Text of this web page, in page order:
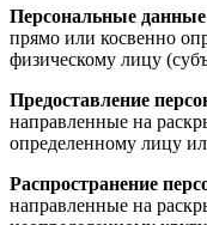
Персональные данные
прямо или косвенно
физическому лицу
Предоставление
направленные на
определенному лицу
Распространение
направленные на